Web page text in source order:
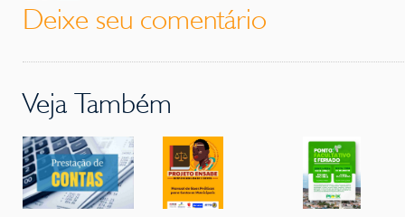
Deixe seu comentário
Veja Também